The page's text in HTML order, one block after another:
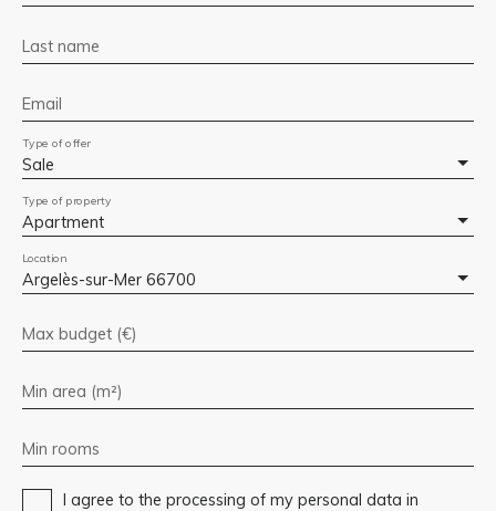
Last name
Email
Sale
Type of offer
Apartment
Type of property
Argelès-sur-Mer 66700
Location
Max budget (€)
Min area (m²)
Min rooms
I agree to the processing of my personal data in